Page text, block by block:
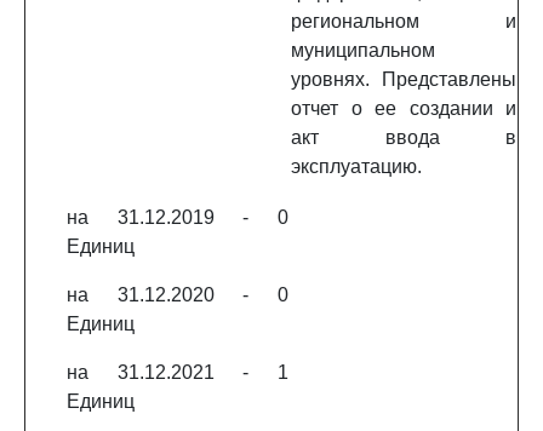
региональном и
муниципальном
уровнях. Представлены
отчет о ее создании и
акт ввода в
эксплуатацию.
на 31.12.2019 - 0
Единиц
на 31.12.2020 - 0
Единиц
на 31.12.2021 - 1
Единиц